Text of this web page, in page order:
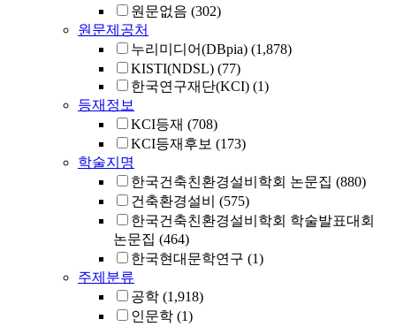
원문없음 (302)
원문제공처
누리미디어(DBpia) (1,878)
KISTI(NDSL) (77)
한국연구재단(KCI) (1)
등재정보
KCI등재 (708)
KCI등재후보 (173)
학술지명
한국건축친환경설비학회 논문집 (880)
건축환경설비
(575)
한국건축친환경설비학회 학술발표대회
논문집 (464)
한국현대문학연구 (1)
주제분류
공학 (1,918)
인문학 (1)